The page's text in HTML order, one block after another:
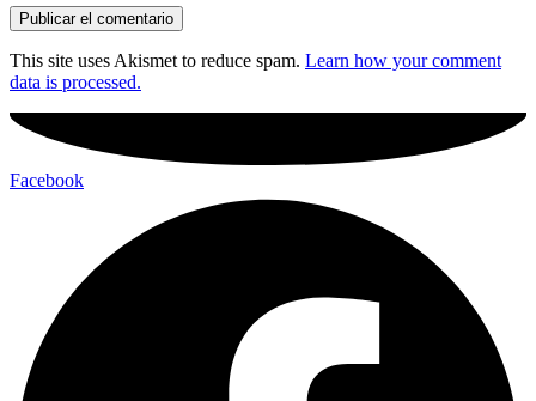
This site uses Akismet to reduce spam. Learn how your comment
data is processed.
Facebook